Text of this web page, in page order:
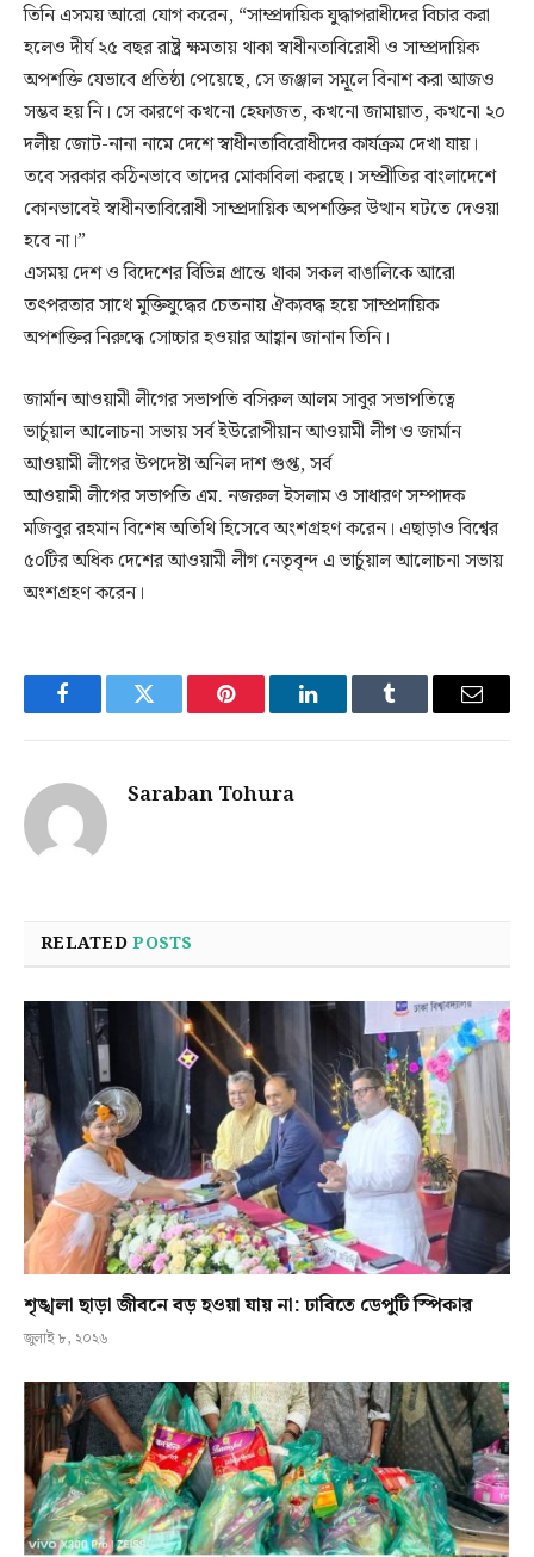
তিনি এসময় আরো যোগ করেন, “সাম্প্রদায়িক যুদ্ধাপরাধীদের বিচার করা
হলেও দীর্ঘ ২৫ বছর রাষ্ট্র ক্ষমতায় থাকা স্বাধীনতাবিরোধী ও সাম্প্রদায়িক
অপশক্তি যেভাবে প্রতিষ্ঠা পেয়েছে, সে জঞ্জাল সমূলে বিনাশ করা আজও
সম্ভব হয় নি। সে কারণে কখনো হেফাজত, কখনো জামায়াত, কখনো ২০
দলীয় জোট-নানা নামে দেশে স্বাধীনতাবিরোধীদের কার্যক্রম দেখা যায়।
তবে সরকার কঠিনভাবে তাদের মোকাবিলা করছে। সম্প্রীতির বাংলাদেশে
কোনভাবেই স্বাধীনতাবিরোধী সাম্প্রদায়িক অপশক্তির উত্থান ঘটতে দেওয়া
হবে না।”
এসময় দেশ ও বিদেশের বিভিন্ন প্রান্তে থাকা সকল বাঙালিকে আরো
তৎপরতার সাথে মুক্তিযুদ্ধের চেতনায় ঐক্যবদ্ধ হয়ে সাম্প্রদায়িক
অপশক্তির নিরুদ্ধে সোচ্চার হওয়ার আহ্বান জানান তিনি।
জার্মান আওয়ামী লীগের সভাপতি বসিরুল আলম সাবুর সভাপতিত্বে
ভার্চুয়াল আলোচনা সভায় সর্ব ইউরোপীয়ান আওয়ামী লীগ ও জার্মান
আওয়ামী লীগের উপদেষ্টা অনিল দাশ গুপ্ত, সর্ব
আওয়ামী লীগের সভাপতি এম. নজরুল ইসলাম ও সাধারণ সম্পাদক
মজিবুর রহমান বিশেষ অতিথি হিসেবে অংশগ্রহণ করেন। এছাড়াও বিশ্বের
৫০টির অধিক দেশের আওয়ামী লীগ নেতৃবৃন্দ এ ভার্চুয়াল আলোচনা সভায়
অংশগ্রহণ করেন।
FacebookTwitter Pinterest LinkedInTumblr Email
Saraban Tohura
RELATEDPOSTS
শৃঙ্খলা ছাড়া জীবনে বড় হওয়া যায় না: ঢাবিতে ডেপুটি স্পিকার
জুলাই ৮, ২০২৬